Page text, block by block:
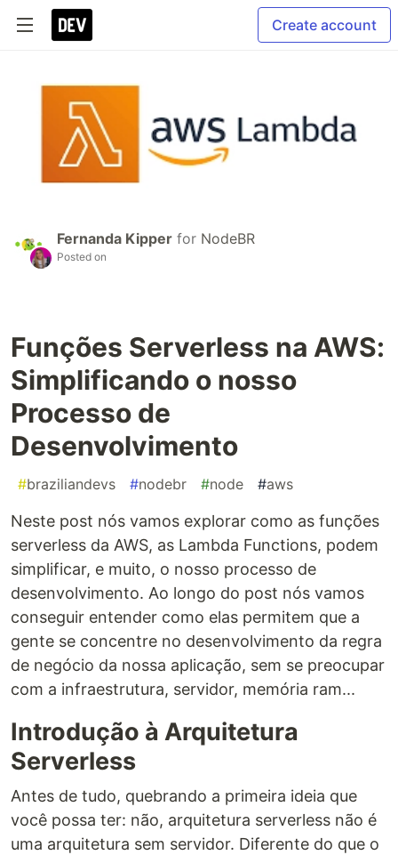
Create account
Fernanda Kipper for NodeBR
Posted on
Funções Serverless na AWS:
Simplificando o nosso
Processo de
Desenvolvimento
#braziliandevs #nodebr #node #aws
Neste post nós vamos explorar como as funções
serverless da AWS, as Lambda Functions, podem
simplificar, e muito, o nosso processo de
desenvolvimento. Ao longo do post nós vamos
conseguir entender como elas permitem que a
gente se concentre no desenvolvimento da regra
de negócio da nossa aplicação, sem se preocupar
com a infraestrutura, servidor, memória ram...
Introdução à Arquitetura
Serverless
Antes de tudo, quebrando a primeira ideia que
você possa ter: não, arquitetura serverless não é
uma arquitetura sem servidor. Diferente do que o